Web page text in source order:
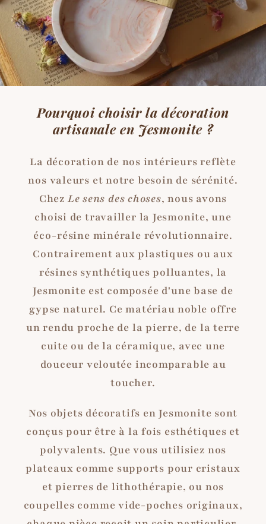
Pourquoi choisir la décoration
artisanale en Jesmonite ?
La décoration de nos intérieurs reflète
nos valeurs et notre besoin de sérénité.
Chez Le sens des choses, nous avons
choisi de travailler la Jesmonite, une
éco-résine minérale révolutionnaire.
Contrairement aux plastiques ou aux
résines synthétiques polluantes, la
Jesmonite est composée d'une base de
gypse naturel. Ce matériau noble offre
un rendu proche de la pierre, de la terre
cuite ou de la céramique, avec une
douceur veloutée incomparable au
toucher.
Nos objets décoratifs en Jesmonite sont
conçus pour être à la fois esthétiques et
polyvalents. Que vous utilisiez nos
plateaux comme supports pour cristaux
et pierres de lithothérapie, ou nos
coupelles comme vide-poches originaux,